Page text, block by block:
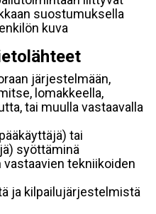
suostumuksella
kuva
järjestelmään,
lomakkeella,
tai muulla vastaavalla
tai
syöttäminä
tekniikoiden
ja kilpailujärjestelmistä